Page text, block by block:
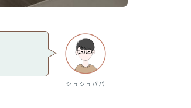
シュシュパパ